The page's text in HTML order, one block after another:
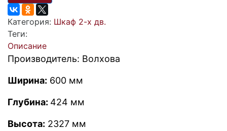
Категория: Шкаф 2-х дв.
Теги:
Описание
Производитель: Волхова
Ширина: 600 мм
Глубина: 424 мм
Высота: 2327 мм